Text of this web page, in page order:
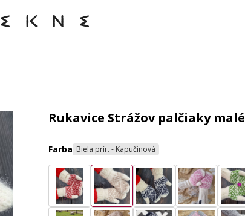
Rukavice Strážov palčiaky malé
Farba Biela prír. - Kapučinová